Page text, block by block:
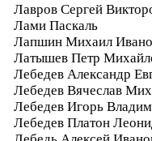
Лавров Сергей
Лами Паскаль
Лапшин Михаил
Латышев Петр
Лебедев Александр
Лебедев Вячеслав
Лебедев Игорь
Лебедев Платон